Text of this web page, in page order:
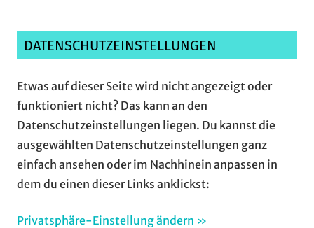
DATENSCHUTZEINSTELLUNGEN
Etwas auf dieser Seite wird nicht angezeigt oder
funktioniert nicht? Das kann an den
Datenschutzeinstellungen liegen. Du kannst die
ausgewählten Datenschutzeinstellungen ganz
einfach ansehen oder im Nachhinein anpassen in
dem du einen dieser Links anklickst:
Privatsphäre-Einstellung ändern »